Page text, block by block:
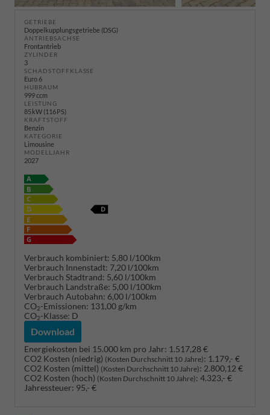
GETRIEBE
Doppelkupplungsgetriebe (DSG)
ANTRIEBSACHSE
Frontantrieb
ZYLINDER
3
SCHADSTOFFKLASSE
Euro 6
HUBRAUM
999 ccm
LEISTUNG
85 kW (116 PS)
KRAFTSTOFF
Benzin
KATEGORIE
Limousine
MODELLJAHR
2027
Verbrauch kombiniert: 5,80 l/100km
Verbrauch Innenstadt: 7,20 l/100km
Verbrauch Stadtrand: 5,60 l/100km
Verbrauch Landstraße: 5,00 l/100km
Verbrauch Autobahn: 6,00 l/100km
CO2-Emissionen: 131,00 g/km
CO2-Klasse: D
Download
Energiekosten bei 15.000 km pro Jahr: 1.517,28 €
CO2 Kosten (niedrig) (Kosten Durchschnitt 10 Jahre): 1.179,- €
CO2 Kosten (mittel) (Kosten Durchschnitt 10 Jahre): 2.800,12 €
CO2 Kosten (hoch) (Kosten Durchschnitt 10 Jahre): 4.323,- €
Jahressteuer: 95,- €